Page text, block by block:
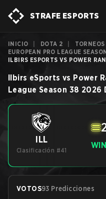
STRAFE ESPORTS
INICIO DOTA 2 TORNEOS
EUROPEAN PRO LEAGUE
ILBIRS ESPORTS VS POWER
Ilbirs eSports vs Power
League Season 38 2026
ILL
Clasificación #41
WIN
VOTOS93 Predicciones